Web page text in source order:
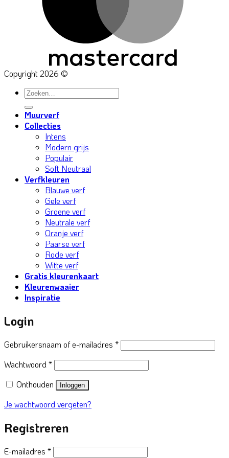
Copyright 2026 ©
Zoeken
Muurverf
Collecties
Intens
Modern grijs
Populair
Soft Neutraal
Verfkleuren
Blauwe verf
Gele verf
Groene verf
Neutrale verf
Oranje verf
Paarse verf
Rode verf
Witte verf
Gratis kleurenkaart
Kleurenwaaier
Inspiratie
Login
Gebruikersnaam of e-mailadres *Vereist
Wachtwoord *Vereist
Onthouden
Inloggen
Je wachtwoord vergeten?
Registreren
E-mailadres *Vereist